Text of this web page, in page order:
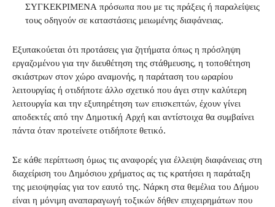
ΣΥΓΚΕΚΡΙΜΕΝΑ πρόσωπα που με τις πράξεις ή παραλείψεις
τους οδηγούν σε καταστάσεις μειωμένης διαφάνειας.
Εξυπακούεται ότι προτάσεις για ζητήματα όπως η πρόσληψη
εργαζομένου για την διευθέτηση της στάθμευσης, η τοποθέτηση
σκιάστρων στον χώρο αναμονής, η παράταση του ωραρίου
λειτουργίας ή οτιδήποτε άλλο σχετικό που άγει στην καλύτερη
λειτουργία και την εξυπηρέτηση των επισκεπτών, έχουν γίνει
αποδεκτές από την Δημοτική Αρχή και αντίστοιχα θα συμβαίνει
πάντα όταν προτείνετε οτιδήποτε θετικό.
Σε κάθε περίπτωση όμως τις αναφορές για έλλειψη διαφάνειας στη
διαχείριση του Δημόσιου χρήματος ας τις κρατήσει η παράταξη
της μειοψηφίας για τον εαυτό της. Νάρκη στα θεμέλια του Δήμου
είναι η μόνιμη αναπαραγωγή τοξικών δήθεν επιχειρημάτων που